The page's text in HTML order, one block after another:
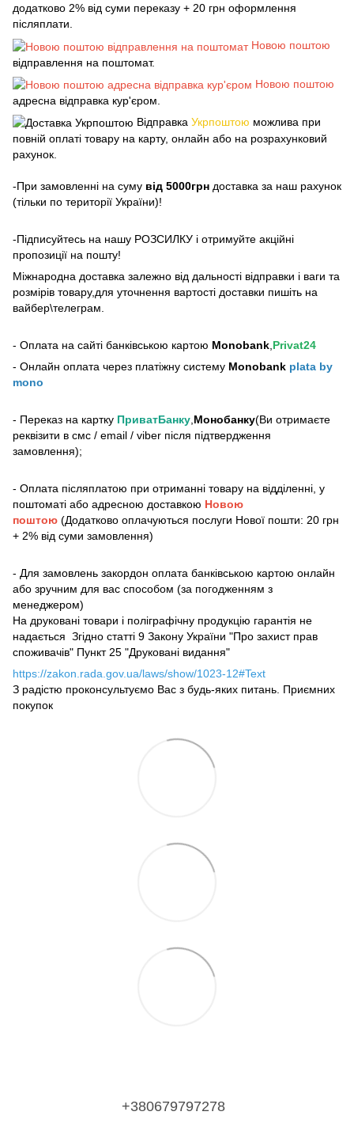
додатково 2% від суми переказу + 20 грн оформлення
післяплати.
Новою поштою
відправлення на поштомат.
Новою поштою
адресна відправка кур'єром.
Відправка Укрпоштою можлива при
повній оплаті товару на карту, онлайн або на розрахунковий
рахунок.
-При замовленні на суму від 5000грн доставка за наш рахунок
(тільки по території України)!
-Підписуйтесь на нашу РОЗСИЛКУ і отримуйте акційні
пропозиції на пошту!
Міжнародна доставка залежно від дальності відправки і ваги та
розмірів товару,для уточнення вартості доставки пишіть на
вайбер\телеграм.
- Оплата на сайті банківською картою Monobank,Privat24
- Онлайн оплата через платіжну систему Monobank plata by
mono
- Переказ на картку ПриватБанку,Монобанку(Ви отримаєте
реквізити в смс / email / viber після підтвердження
замовлення);
- Оплата післяплатою при отриманні товару на відділенні, у
поштоматі або адресною доставкою Новою
поштою (Додатково оплачуються послуги Нової пошти: 20 грн
+ 2% від суми замовлення)
- Для замовлень закордон оплата банківською картою онлайн
або зручним для вас способом (за погодженням з
менеджером)
На друковані товари і поліграфічну продукцію гарантія не
надається Згідно статті 9 Закону України "Про захист прав
споживачів" Пункт 25 "Друковані видання"
https://zakon.rada.gov.ua/laws/show/1023-12#Text
З радістю проконсультуємо Вас з будь-яких питань. Приємних
покупок
+380679797278